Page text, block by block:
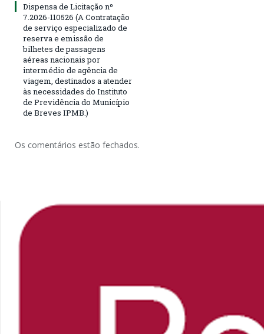
Dispensa de Licitação nº
7.2026-110526 (A Contratação
de serviço especializado de
reserva e emissão de
bilhetes de passagens
aéreas nacionais por
intermédio de agência de
viagem, destinados a atender
às necessidades do Instituto
de Previdência do Município
de Breves IPMB.)
Os comentários estão fechados.